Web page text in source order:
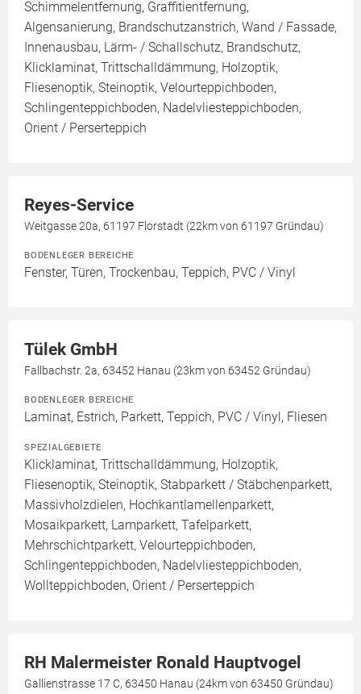
Schimmelentfernung, Graffitientfernung,
Algensanierung, Brandschutzanstrich, Wand / Fassade,
Innenausbau, Lärm- / Schallschutz, Brandschutz,
Klicklaminat, Trittschalldämmung, Holzoptik,
Fliesenoptik, Steinoptik, Velourteppichboden,
Schlingenteppichboden, Nadelvliesteppichboden,
Orient / Perserteppich
Reyes-Service
Weitgasse 20a, 61197 Florstadt (22km von 61197 Gründau)
BODENLEGER BEREICHE
Fenster, Türen, Trockenbau, Teppich, PVC / Vinyl
Tülek GmbH
Fallbachstr. 2a, 63452 Hanau (23km von 63452 Gründau)
BODENLEGER BEREICHE
Laminat, Estrich, Parkett, Teppich, PVC / Vinyl, Fliesen
SPEZIALGEBIETE
Klicklaminat, Trittschalldämmung, Holzoptik,
Fliesenoptik, Steinoptik, Stabparkett / Stäbchenparkett,
Massivholzdielen, Hochkantlamellenparkett,
Mosaikparkett, Lamparkett, Tafelparkett,
Mehrschichtparkett, Velourteppichboden,
Schlingenteppichboden, Nadelvliesteppichboden,
Wollteppichboden, Orient / Perserteppich
RH Malermeister Ronald Hauptvogel
Gallienstrasse 17 C, 63450 Hanau (24km von 63450 Gründau)